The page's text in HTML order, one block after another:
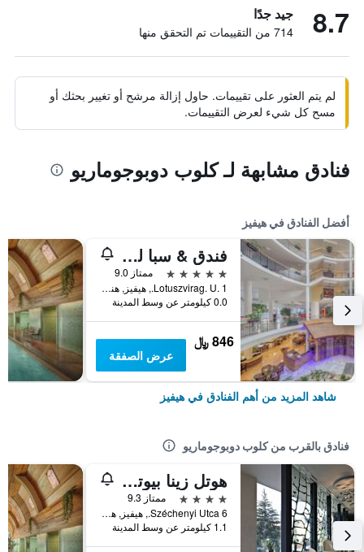
8.7 جيد جدًا
714 من التقييمات تم التحقق منها
لم يتم العثور على تقييمات. حاول إزالة مرشح أو تغيير بحثك أو
مسح كل شيء لعرض التقييمات.
فنادق مشابهة لـ كلوب دوبوجوماريو
أفضل الفنادق في هيفيز
فندق & سبا لوتس ثيرم
5 نجوم
ممتاز 9.0
Lotuszvirag. U. 1., هيفيز, هنغاريا
0.0 كيلومتر عن وسط المدينة
846 ﷼
عرض الصفقة
شاهد المزيد من أهم الفنادق في هيفيز
فنادق بالقرب من كلوب دوبوجوماريو
هوتل زينا بيوتي آند شوبنج سنتر
4 نجوم
ممتاز 9.3
Széchenyi Utca 6., هيفيز, هنغاريا
1.1 كيلومتر عن وسط المدينة